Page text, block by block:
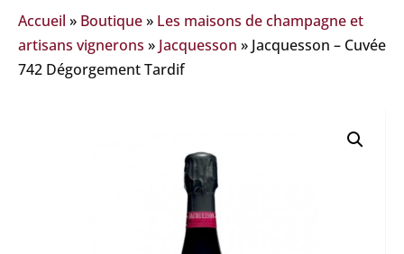
Accueil » Boutique» Les maisons de champagne et
artisans vignerons » Jacquesson » Jacquesson – Cuvée
742 Dégorgement Tardif